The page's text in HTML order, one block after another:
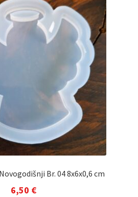
Br. 04 8x6x0,6 cm
6,50 €